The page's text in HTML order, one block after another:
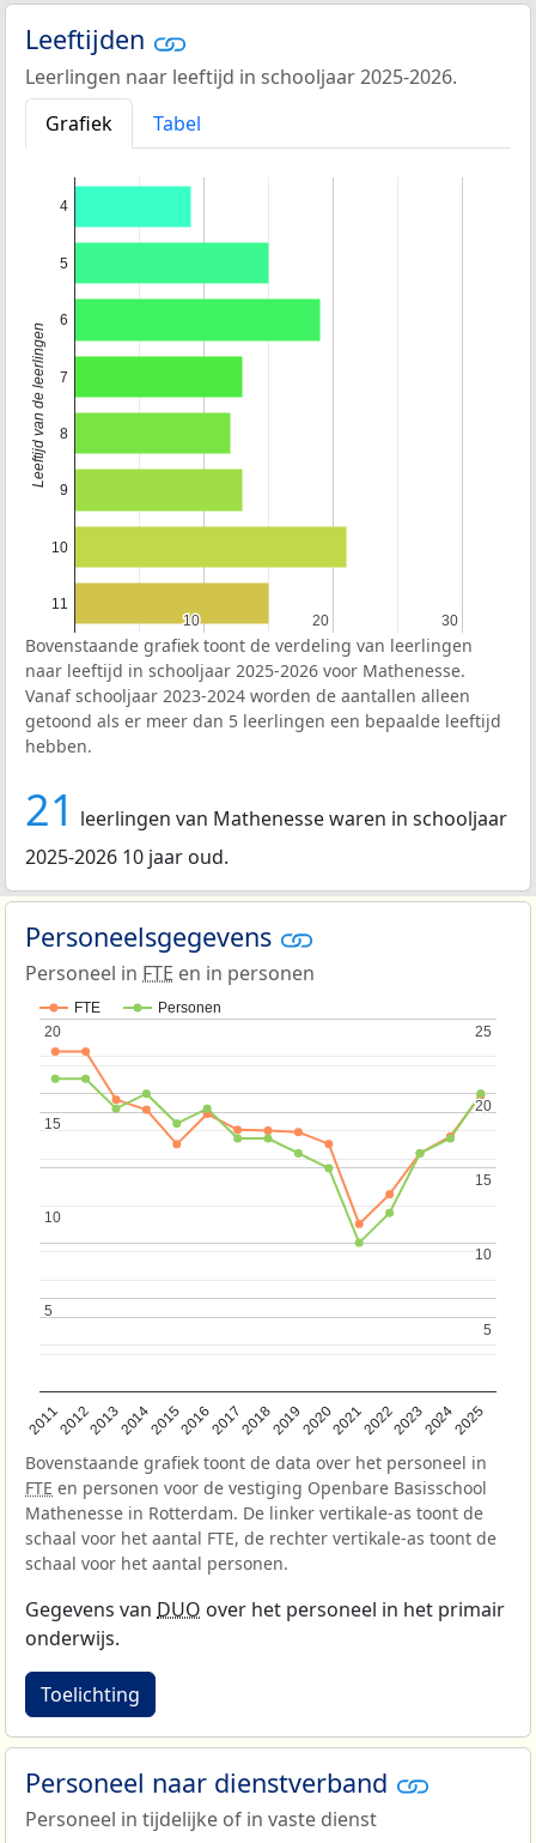
Leeftijden
Leerlingen naar leeftijd in schooljaar 2025-2026.
Grafiek
Tabel
10
10 20
20 30
30
4
5
6
7
8
9
10
11
Leeftijd van de leerlingen
Bovenstaande grafiek toont de verdeling van leerlingen
naar leeftijd in schooljaar 2025-2026 voor Mathenesse.
Vanaf schooljaar 2023-2024 worden de aantallen alleen
getoond als er meer dan 5 leerlingen een bepaalde leeftijd
hebben.
21 leerlingen van Mathenesse waren in schooljaar
2025-2026 10 jaar oud.
Personeelsgegevens
Personeel in FTE en in personen
FTE Personen
201120122013201420152016201720182019202020212022202320242025
5
5
10
10
15
15
20
20
5
5
10
10
15
15
20
20
25
25
Bovenstaande grafiek toont de data over het personeel in
FTE en personen voor de vestiging Openbare Basisschool
Mathenesse in Rotterdam. De linker vertikale-as toont de
schaal voor het aantal FTE, de rechter vertikale-as toont de
schaal voor het aantal personen.
Gegevens van DUO over het personeel in het primair
onderwijs.
Toelichting
Personeel naar dienstverband
Personeel in tijdelijke of in vaste dienst